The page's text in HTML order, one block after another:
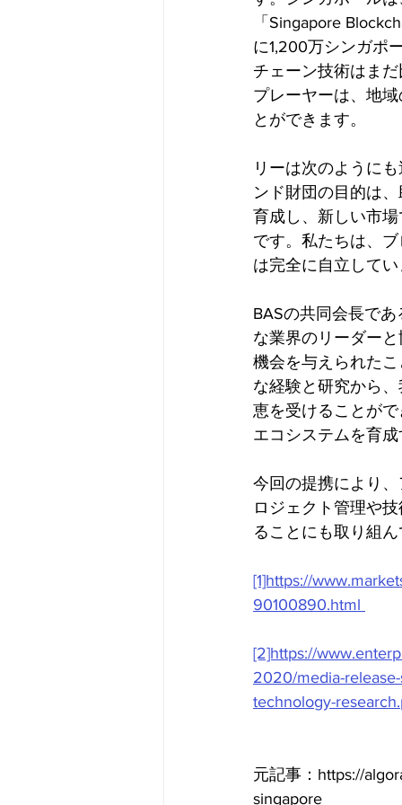
「Singapore
に1,200万シンガポ
チェーン技術はま
プレーヤーは、地
とができます。
リーは次のように
ンド財団の目的は
育成し、新しい市
です。私たちは、
は完全に自立して
BASの共同会長で
な業界のリーダー
機会を与えられた
な経験と研究から
恵を受けることが
エコシステムを育
今回の提携により
ロジェクト管理や
ることにも取り組
[1]https://
90100890.html
[2]https://
2020/media-
technology-
元記事：https://
singapore